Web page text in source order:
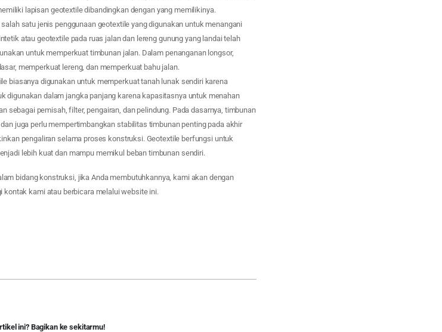
lapisan geotextile dibandingkan dengan yang memilikinya.
salah satu jenis penggunaan geotextile yang digunakan untuk menangani
atau geotextile pada ruas jalan dan lereng gunung yang landai telah
untuk memperkuat timbunan jalan. Dalam penanganan longsor,
memperkuat lereng, dan memperkuat bahu jalan.
biasanya digunakan untuk memperkuat tanah lunak sendiri karena
digunakan dalam jangka panjang karena kapasitasnya untuk menahan
sebagai pemisah, filter, pengairan, dan pelindung. Pada dasarnya, timbunan
juga perlu mempertimbangkan stabilitas timbunan penting pada akhir
pengaliran selama proses konstruksi. Geotextile berfungsi untuk
lebih kuat dan mampu memikul beban timbunan sendiri.
bidang konstruksi, jika Anda membutuhkannya, kami akan dengan
kontak kami atau berbicara melalui website ini.
ini? Bagikan ke sekitarmu!